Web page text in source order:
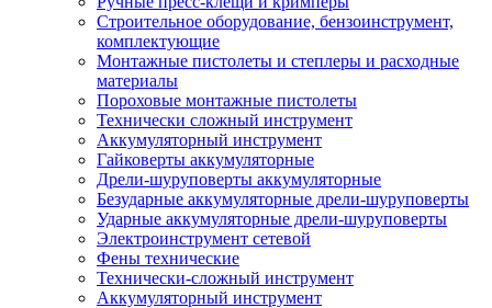
Строительное оборудование, бензоинструмент,
комплектующие
Монтажные пистолеты и степлеры и расходные
материалы
Пороховые монтажные пистолеты
Технически сложный инструмент
Аккумуляторный инструмент
Гайковерты аккумуляторные
Дрели-шуруповерты аккумуляторные
Безударные аккумуляторные дрели-шуруповерты
Ударные аккумуляторные дрели-шуруповерты
Электроинструмент сетевой
Фены технические
Технически-сложный инструмент
Аккумуляторный инструмент